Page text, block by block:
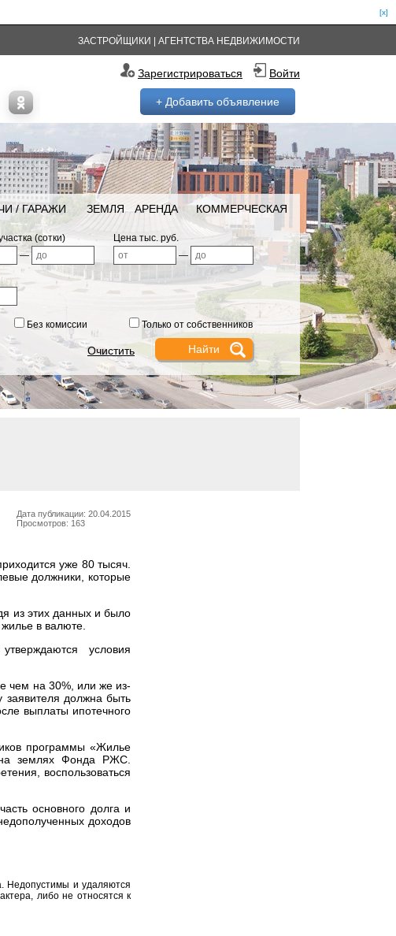
[x]
ЗАСТРОЙЩИКИ АГЕНТСТВА НЕДВИЖИМОСТИ
Зарегистрироваться Войти
+ Добавить объявление
/ ГАРАЖИ ЗЕМЛЯ АРЕНДА КОММЕРЧЕСКАЯ
(сотки)
—
Цена тыс. руб.
—
Без комиссии Только от собственников
Очистить
Дата публикации: 20.04.2015
Просмотров: 163
уже 80 тысяч.
должники, которые
из этих данных и было
в валюте.
условия
чем на 30%, или же из-
заявителя должна быть
выплаты ипотечного
программы «Жилье
на землях Фонда РЖС.
воспользоваться
основного долга и
доходов
Недопустимы и удаляются
либо не относятся к